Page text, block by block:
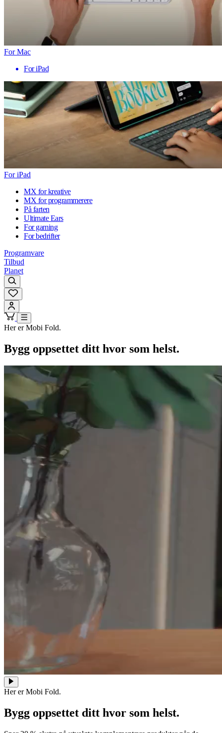
For Mac
For iPad
For iPad
MX for kreative
MX for programmerere
På farten
Ultimate Ears
For gaming
For bedrifter
Programvare
Tilbud
Planet
Her er Mobi Fold.
Bygg oppsettet ditt hvor som helst.
Her er Mobi Fold.
Bygg oppsettet ditt hvor som helst.